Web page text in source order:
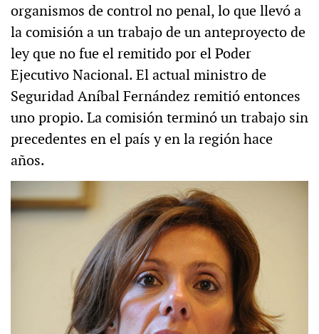
organismos de control no penal, lo que llevó a
la comisión a un trabajo de un anteproyecto de
ley que no fue el remitido por el Poder
Ejecutivo Nacional. El actual ministro de
Seguridad Aníbal Fernández remitió entonces
uno propio. La comisión terminó un trabajo sin
precedentes en el país y en la región hace
años.